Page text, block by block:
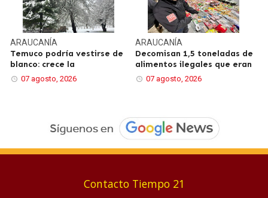
ARAUCANÍA
Temuco podría vestirse de
blanco: crece la
07 agosto, 2026
ARAUCANÍA
Decomisan 1,5 toneladas de
alimentos ilegales que eran
07 agosto, 2026
Contacto Tiempo 21